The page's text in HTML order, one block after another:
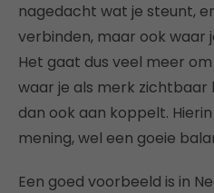
nagedacht wat je steunt,
verbinden, maar ook waar
Het gaat dus veel meer
waar je als merk zichtbaar
dan ook aan koppelt.
mening, wel een goeie
Een goed voorbeeld is in